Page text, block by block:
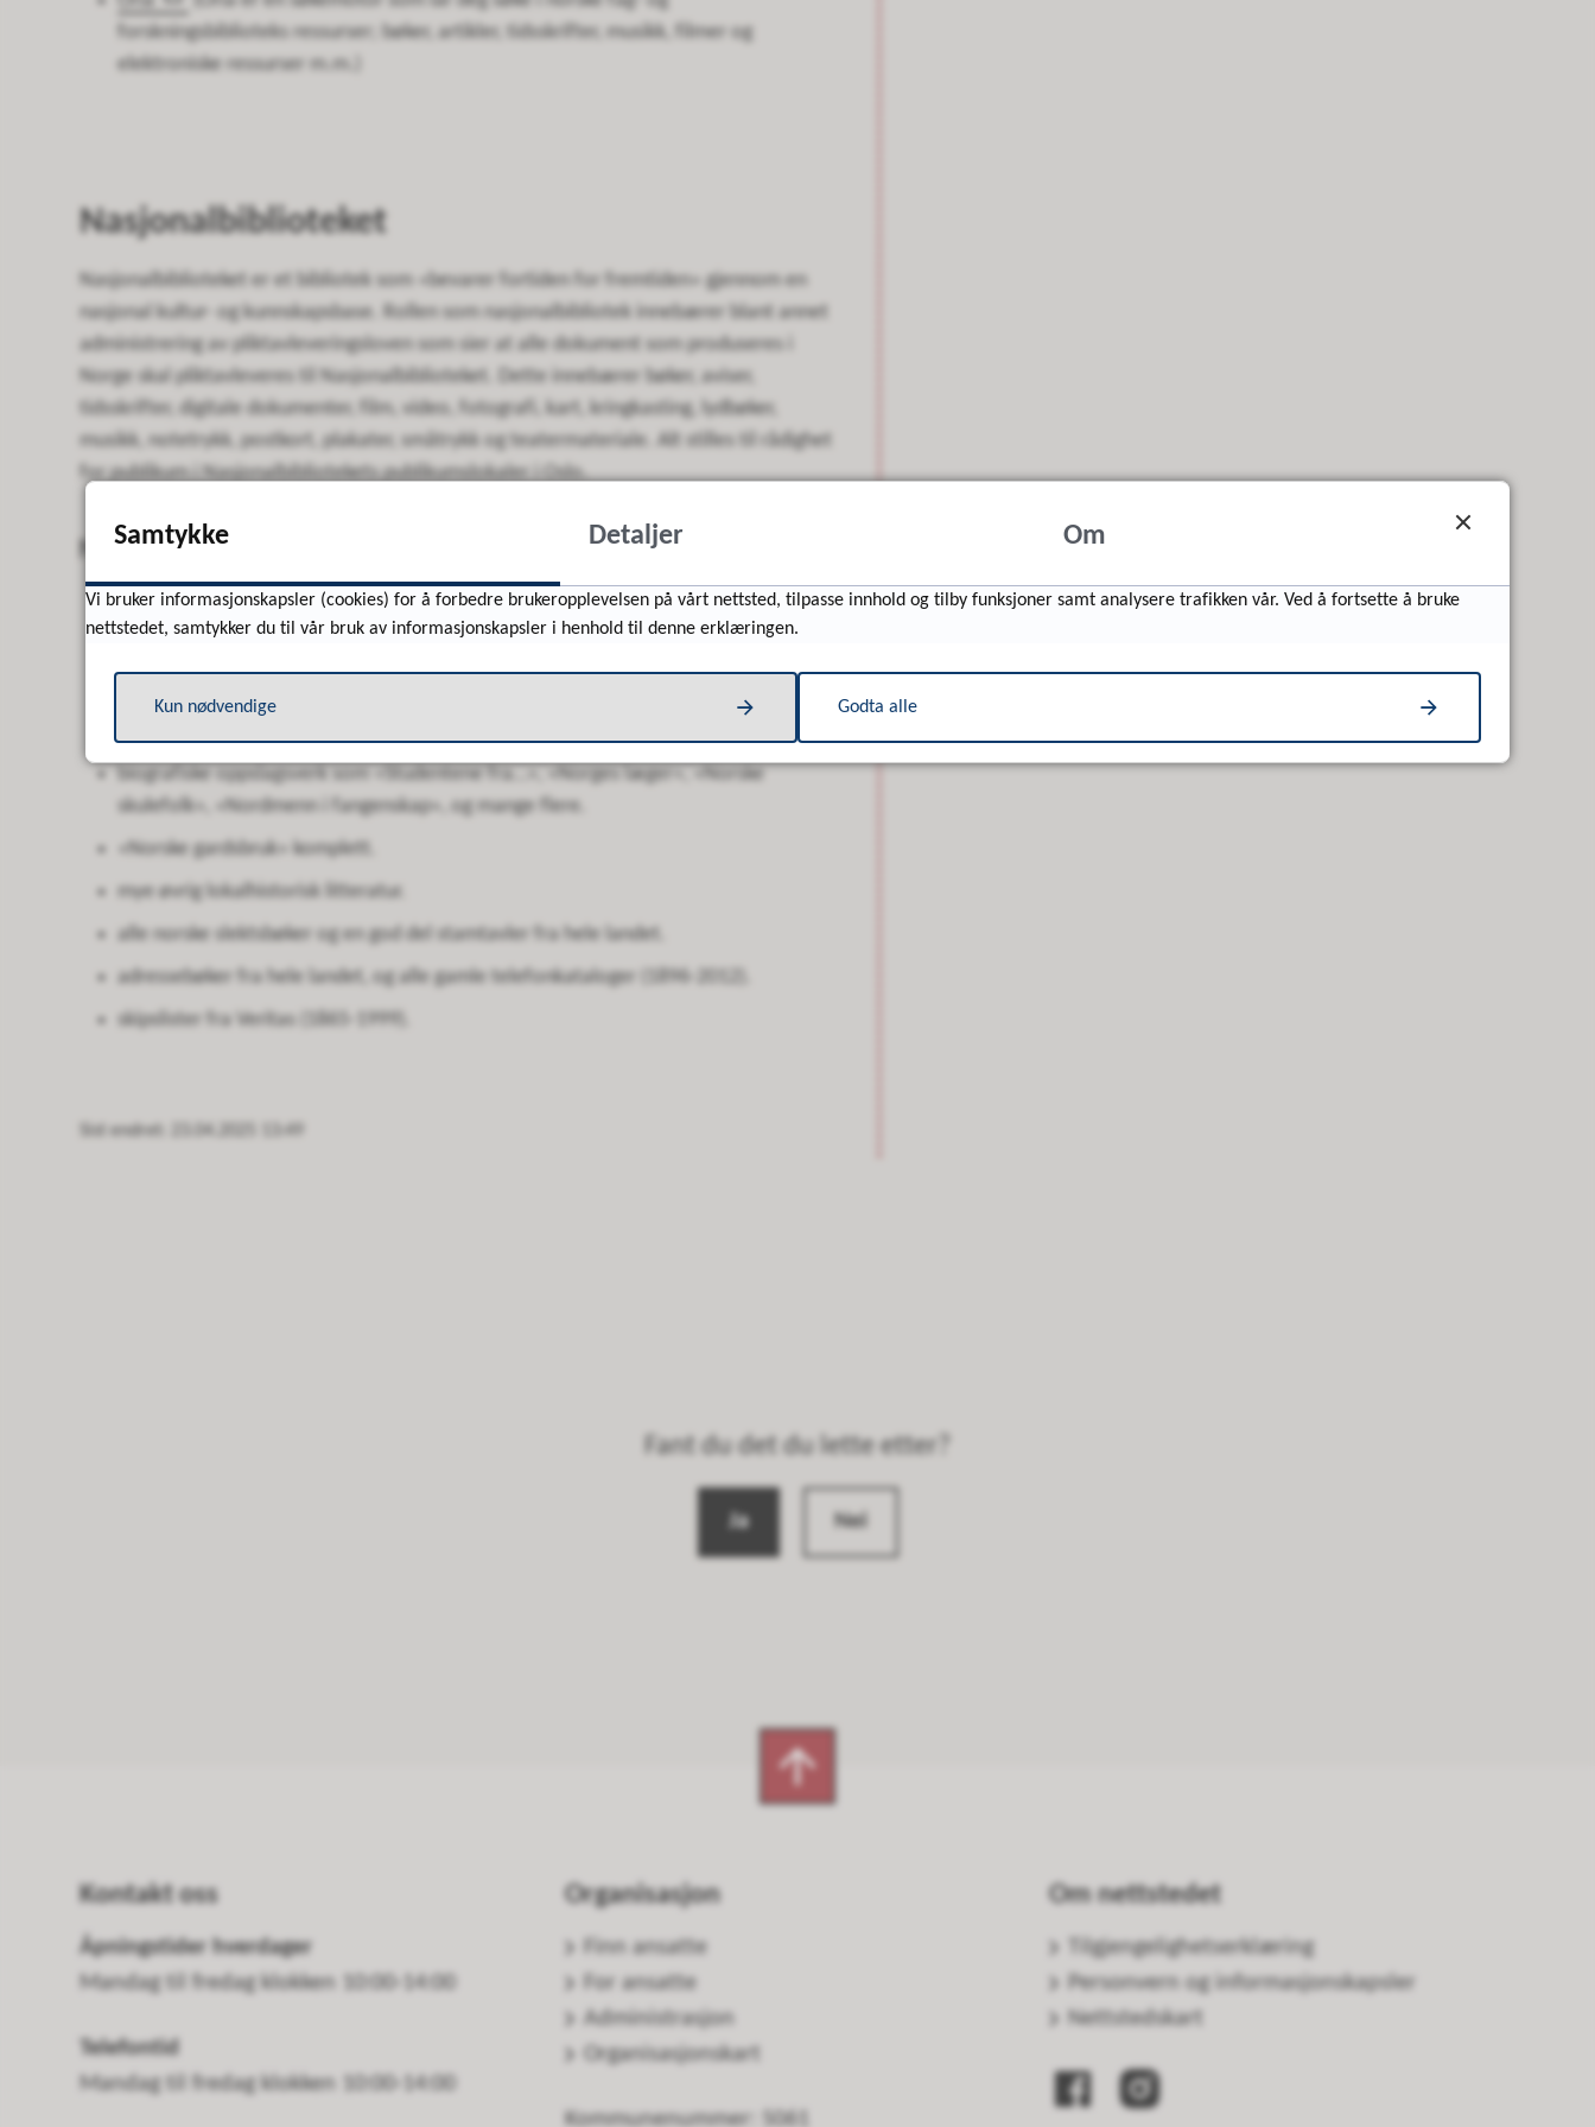
forskningsbiblioteks ressurser; bøker, artikler, tidsskrifter, musikk, filmer og
elektroniske ressurser m.m.)
Nasjonalbiblioteket
Nasjonalbiblioteket er et bibliotek som «bevarer fortiden for fremtiden» gjennom en
nasjonal kultur- og kunnskapsbase. Rollen som nasjonalbibliotek innebærer blant annet
administrering av pliktavleveringsloven som sier at alle dokument som produseres i
Norge skal pliktavleveres til Nasjonalbiblioteket. Dette innebærer bøker, aviser,
tidsskrifter, digitale dokumenter, film, video, fotografi, kart, kringkasting, lydbøker,
musikk, notetrykk, postkort, plakater, småtrykk og teatermateriale. Alt stilles til rådighet
for publikum i Nasjonalbibliotekets publikumslokaler i Oslo.
Nasjonalbiblioteket har følgende av slektshistorisk interesse
alle norske bygdebøker.
biografiske oppslagsverk som «Studentene fra…», «Norges læger», «Norske
skulefolk», «Nordmenn i fangenskap», og mange flere.
«Norske gardsbruk» komplett.
mye øvrig lokalhistorisk litteratur.
alle norske slektsbøker og en god del stamtavler fra hele landet.
adressebøker fra hele landet, og alle gamle telefonkataloger (1896-2012).
skipslister fra Veritas (1865-1999).
Sist endret
Fant du det du lette etter?
Ja Nei
Kontakt oss
Åpningstider hverdager
Mandag til fredag klokken 10:00-14:00
Telefontid
Mandag til fredag klokken 10:00-14:00
Organisasjon
Finn ansatte
For ansatte
Administrasjon
Organisasjonskart
Kommunenummer: 5061
Om nettstedet
Tilgjengelighetserklæring
Personvern og informasjonskapsler
Nettstedskart
Samtykke Detaljer Om
Vi bruker informasjonskapsler (cookies) for å forbedre brukeropplevelsen på vårt nettsted, tilpasse innhold og tilby funksjoner samt analysere trafikken vår. Ved å fortsette å bruke
nettstedet, samtykker du til vår bruk av informasjonskapsler i henhold til denne erklæringen.
Kun nødvendige Godta alle